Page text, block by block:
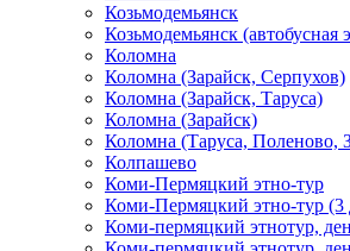
Козьмодемьянск
Козьмодемьянск (автобусная
Коломна
Коломна (Зарайск, Серпухов)
Коломна (Зарайск, Таруса)
Коломна (Зарайск)
Коломна (Таруса, Поленово,
Колпашево
Коми-Пермяцкий этно-тур
Коми-Пермяцкий этно-тур (3
Коми-пермяцкий этнотур,